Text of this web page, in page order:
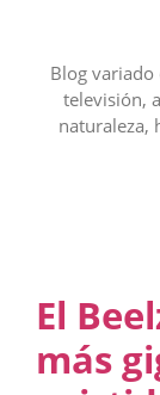
contenidoBlog variado
televisión,
naturaleza,
El
más